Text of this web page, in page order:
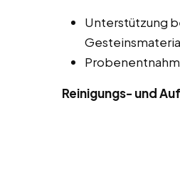
Unterstützung
Reinigungs- und